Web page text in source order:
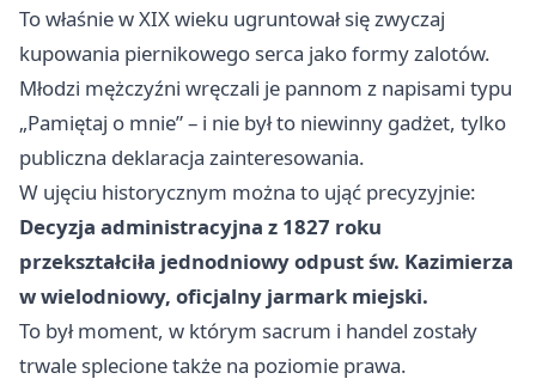
To właśnie w XIX wieku ugruntował się zwyczaj
kupowania piernikowego serca jako formy zalotów.
Młodzi mężczyźni wręczali je pannom z napisami typu
„Pamiętaj o mnie” – i nie był to niewinny gadżet, tylko
publiczna deklaracja zainteresowania.
W ujęciu historycznym można to ująć precyzyjnie:
Decyzja administracyjna z 1827 roku
przekształciła jednodniowy odpust św. Kazimierza
w wielodniowy, oficjalny jarmark miejski.
To był moment, w którym sacrum i handel zostały
trwale splecione także na poziomie prawa.